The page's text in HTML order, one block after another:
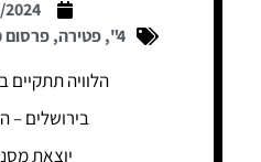
2024
4"
,פטירה,
הלוויה תתקיים
בירושלים –
יוצאת